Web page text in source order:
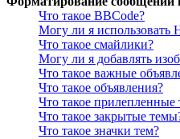
Что такое BBCode?
Могу ли я использовать
Что такое смайлики?
Могу ли я добавлять
Что такое важные
Что такое объявления?
Что такое прилепленные
Что такое закрытые
Что такое значки тем?